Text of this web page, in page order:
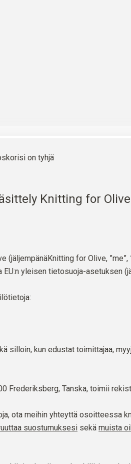
on tyhjä
Knitting for Olive
for Olive, ”me”,
yleisen tietosuoja-asetuksen
silloin, kun edustat toimittajaa,
Frederiksberg, Tanska, toimii
ota meihin yhteyttä osoitteessa
suostumuksesi sekä muista